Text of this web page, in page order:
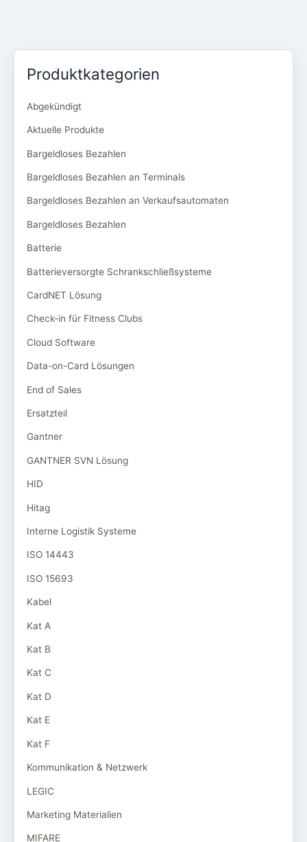
Produktkategorien
Abgekündigt
Aktuelle Produkte
Bargeldloses Bezahlen
Bargeldloses Bezahlen an Terminals
Bargeldloses Bezahlen an Verkaufsautomaten
Bargeldloses Bezahlen
Batterie
Batterieversorgte Schrankschließsysteme
CardNET Lösung
Check-in für Fitness Clubs
Cloud Software
Data-on-Card Lösungen
End of Sales
Ersatzteil
Gantner
GANTNER SVN Lösung
HID
Hitag
Interne Logistik Systeme
ISO 14443
ISO 15693
Kabel
Kat A
Kat B
Kat C
Kat D
Kat E
Kat F
Kommunikation & Netzwerk
LEGIC
Marketing Materialien
MIFARE